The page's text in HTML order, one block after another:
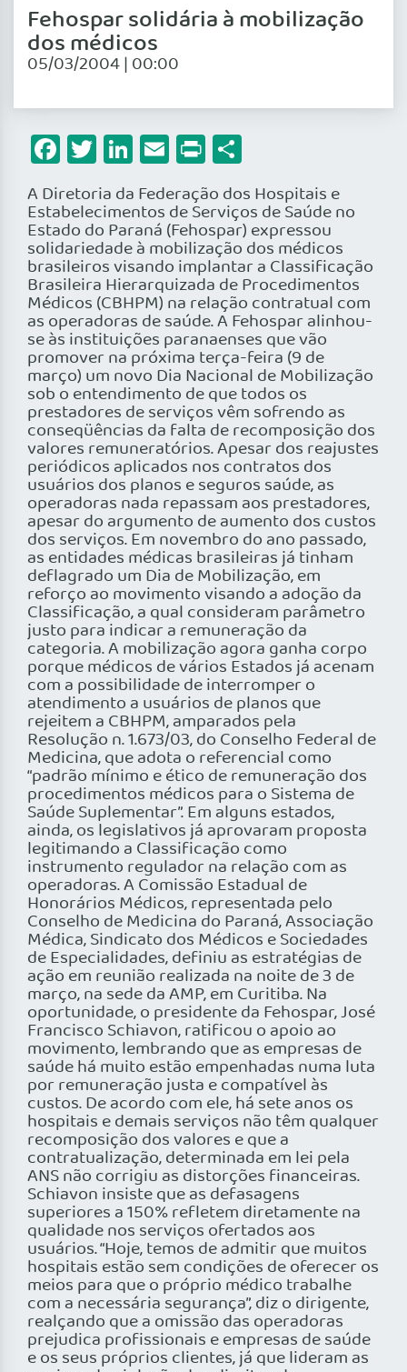
Fehospar solidária à mobilização
dos médicos
05/03/2004 | 00:00
Facebook
Twitter
LinkedIn
Email
Print
A Diretoria da Federação dos Hospitais e
Estabelecimentos de Serviços de Saúde no
Estado do Paraná (Fehospar) expressou
solidariedade à mobilização dos médicos
brasileiros visando implantar a Classificação
Brasileira Hierarquizada de Procedimentos
Médicos (CBHPM) na relação contratual com
as operadoras de saúde. A Fehospar alinhou-
se às instituições paranaenses que vão
promover na próxima terça-feira (9 de
março) um novo Dia Nacional de Mobilização
sob o entendimento de que todos os
prestadores de serviços vêm sofrendo as
conseqüências da falta de recomposição dos
valores remuneratórios. Apesar dos reajustes
periódicos aplicados nos contratos dos
usuários dos planos e seguros saúde, as
operadoras nada repassam aos prestadores,
apesar do argumento de aumento dos custos
dos serviços. Em novembro do ano passado,
as entidades médicas brasileiras já tinham
deflagrado um Dia de Mobilização, em
reforço ao movimento visando a adoção da
Classificação, a qual consideram parâmetro
justo para indicar a remuneração da
categoria. A mobilização agora ganha corpo
porque médicos de vários Estados já acenam
com a possibilidade de interromper o
atendimento a usuários de planos que
rejeitem a CBHPM, amparados pela
Resolução n. 1.673/03, do Conselho Federal de
Medicina, que adota o referencial como
“padrão mínimo e ético de remuneração dos
procedimentos médicos para o Sistema de
Saúde Suplementar”. Em alguns estados,
ainda, os legislativos já aprovaram proposta
legitimando a Classificação como
instrumento regulador na relação com as
operadoras. A Comissão Estadual de
Honorários Médicos, representada pelo
Conselho de Medicina do Paraná, Associação
Médica, Sindicato dos Médicos e Sociedades
de Especialidades, definiu as estratégias de
ação em reunião realizada na noite de 3 de
março, na sede da AMP, em Curitiba. Na
oportunidade, o presidente da Fehospar, José
Francisco Schiavon, ratificou o apoio ao
movimento, lembrando que as empresas de
saúde há muito estão empenhadas numa luta
por remuneração justa e compatível às
custos. De acordo com ele, há sete anos os
hospitais e demais serviços não têm qualquer
recomposição dos valores e que a
contratualização, determinada em lei pela
ANS não corrigiu as distorções financeiras.
Schiavon insiste que as defasagens
superiores a 150% refletem diretamente na
qualidade nos serviços ofertados aos
usuários. “Hoje, temos de admitir que muitos
hospitais estão sem condições de oferecer os
meios para que o próprio médico trabalhe
com a necessária segurança”, diz o dirigente,
realçando que a omissão das operadoras
prejudica profissionais e empresas de saúde
e os seus próprios clientes, já que lideram as